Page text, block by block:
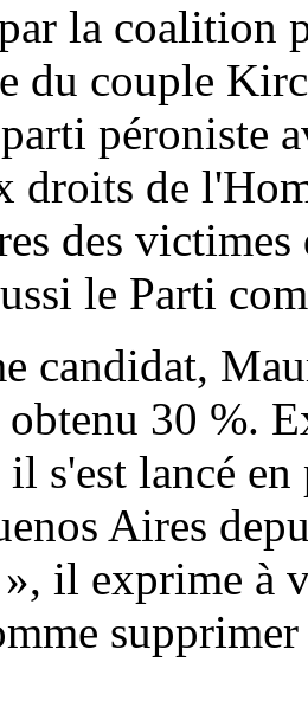
la coalition
du couple
péroniste
droits de
des
le Parti
candidat,
obtenu 30 %.
s'est lancé
Aires
il exprime à